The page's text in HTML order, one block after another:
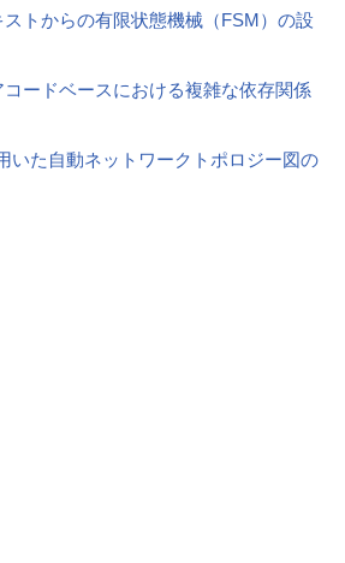
トからの有限状態機械（FSM）の設
ードベースにおける複雑な依存関係
いた自動ネットワークトポロジー図の